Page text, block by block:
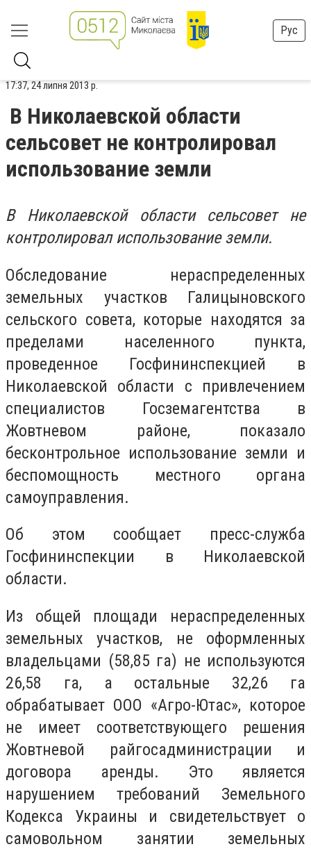
Рус
17:37, 24 липня 2013 р.
В Николаевской области
сельсовет не контролировал
использование земли
В Николаевской области сельсовет не
контролировал использование земли.
Обследование нераспределенных
земельных участков Галицыновского
сельского совета, которые находятся за
пределами населенного пункта,
проведенное Госфининспекцией в
Николаевской области с привлечением
специалистов Госземагентства в
Жовтневом районе, показало
бесконтрольное использование земли и
беспомощность местного органа
самоуправления.
Об этом сообщает пресс-служба
Госфининспекции в Николаевской
области.
Из общей площади нераспределенных
земельных участков, не оформленных
владельцами (58,85 га) не используются
26,58 га, а остальные 32,26 га
обрабатывает ООО «Агро-Ютас», которое
не имеет соответствующего решения
Жовтневой райгосадминистрации и
договора аренды. Это является
нарушением требований Земельного
Кодекса Украины и свидетельствует о
самовольном занятии земельных